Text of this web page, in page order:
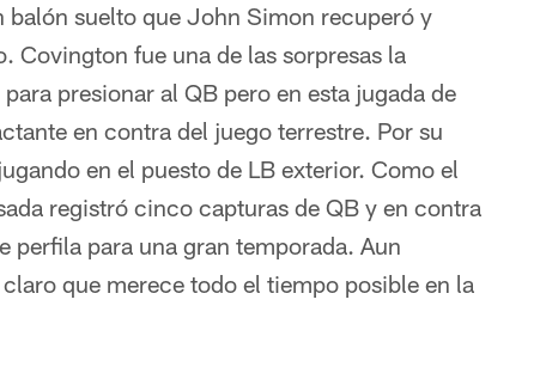
suelto que John Simon recuperó y
Covington fue una de las sorpresas la
presionar al QB pero en esta jugada de
en contra del juego terrestre. Por su
en el puesto de LB exterior. Como el
registró cinco capturas de QB y en contra
perfila para una gran temporada. Aun
que merece todo el tiempo posible en la